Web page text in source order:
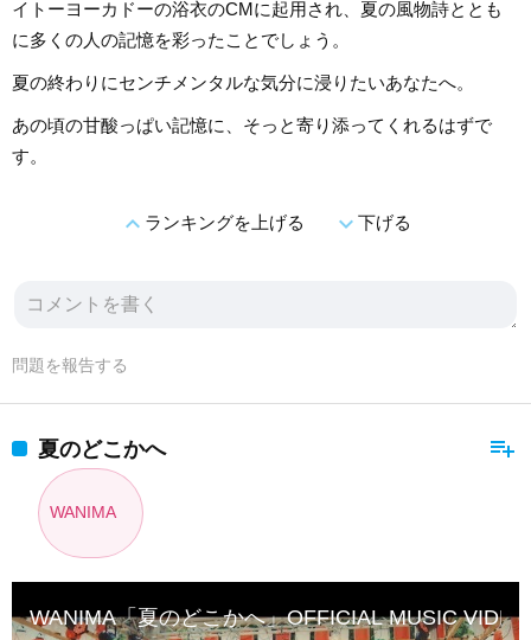
イトーヨーカドーの浴衣のCMに起用され、夏の風物詩ととも
に多くの人の記憶を彩ったことでしょう。
夏の終わりにセンチメンタルな気分に浸りたいあなたへ。
あの頃の甘酸っぱい記憶に、そっと寄り添ってくれるはずで
す。
expand_lessランキングを上げる expand_more下げる
問題を報告する
playlist_add
夏のどこかへ
WANIMA
WANIMA「夏のどこかへ」OFFICIAL MUSIC VIDEO